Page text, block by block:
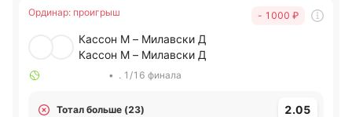
Ординар: проигрыш - 1000 ₽
Кассон М – Милавски Д
Кассон М – Милавски Д
• . 1/16 финала
Тотал больше (23) 2.05